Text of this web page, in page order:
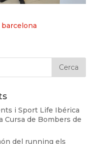
i Sport Life Ibérica
Cursa de Bombers de
del running els